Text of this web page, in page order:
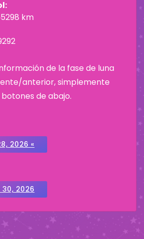
km
de la fase de luna
anterior, simplemente
de abajo.
2026 «
30, 2026